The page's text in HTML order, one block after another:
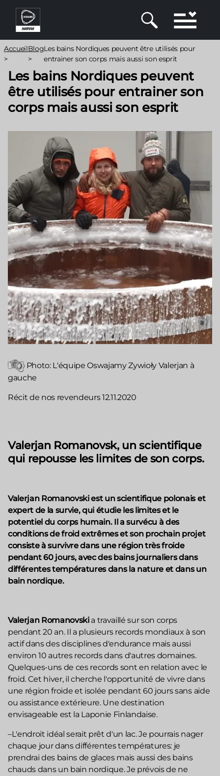
Aller
contenu
principal
Fil
d'Ariane
Accueil
>
Blog
>
Les bains Nordiques peuvent être utilisés pour
entrainer son corps mais aussi son esprit
Les bains Nordiques peuvent
être utilisés pour entrainer son
corps mais aussi son esprit
Photo: L'équipe Oswajamy Zywioły Valerjan à
gauche
Récit de nos revendeurs 12.11.2020
Valerjan Romanovsk, un scientifique
qui repousse les limites de son corps.
Valerjan Romanovski est un scientifique polonais et
expert de la survie, qui étudie les limites et le
potentiel du corps humain. Il a survécu à des
conditions de froid extrêmes et son prochain projet
consiste à survivre dans une région très froide
pendant 60 jours, avec des bains journaliers dans
différentes températures dans la nature et dans un
bain nordique.
Valerjan Romanovskia travaillé sur son corps
pendant 20 an. Il a plusieurs records mondiaux à son
actif dans des disciplines d'endurance mais aussi
environ 10 autres records dans d'autres domaines.
Quelques-uns de ces records sont en relation avec le
froid. Cet hiver, il cherche l'opportunité de vivre dans
une région froide et isolée pendant 60 jours sans aide
ou assistance extérieure. Une destination
envisageable est la Laponie Finlandaise.
–L'endroit idéal serait prêt d'un lac. Je pourrais nager
chaque jour dans différentes températures: je
prendrai des bains de glaces mais aussi des bains
chauds dans un bain nordique. Je prévois de ne